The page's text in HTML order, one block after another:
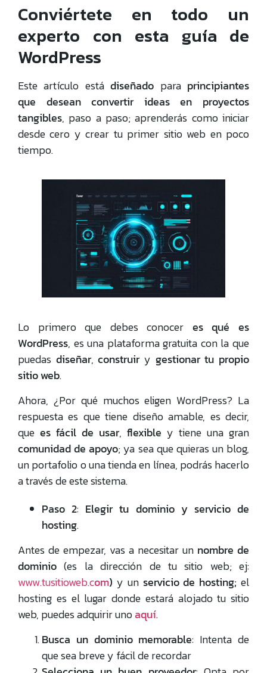
Conviértete en todo un
experto con esta guía de
WordPress
Este artículo estádiseñado para principiantes
que desean convertir ideas en proyectos
tangibles, paso a paso; aprenderás como iniciar
desde cero y crear tu primer sitio web en poco
tiempo.
Lo primero que debes conocer es qué es
WordPress, es una plataforma gratuita con la que
puedas diseñar,construiry gestionar tu propio
sitio web.
Ahora, ¿Por qué muchos eligen WordPress? La
respuesta es que tiene diseño amable, es decir,
que es fácil de usar, flexible y tiene una gran
comunidad de apoyo; ya sea que quieras un blog,
un portafolio o una tienda en línea, podrás hacerlo
a través de este sistema.
Paso 2: Elegir tu dominio y servicio de
hosting.
Antes de empezar, vas a necesitar un nombre de
dominio (es la dirección de tu sitio web; ej:
www.tusitioweb.com) y un servicio de hosting;el
hosting es el lugar donde estará alojado tu sitio
web, puedes adquirir unoaquí.
Busca un dominio memorable: Intenta de
que sea breve y fácil de recordar